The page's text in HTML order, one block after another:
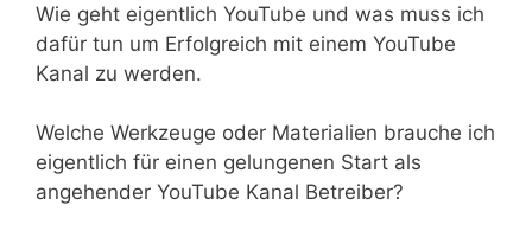
Wie geht eigentlich YouTube und was muss ich
dafür tun um Erfolgreich mit einem YouTube
Kanal zu werden.
Welche Werkzeuge oder Materialien brauche ich
eigentlich für einen gelungenen Start als
angehender YouTube Kanal Betreiber?